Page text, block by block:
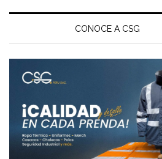
Barra
principal
CONOCE A CSG